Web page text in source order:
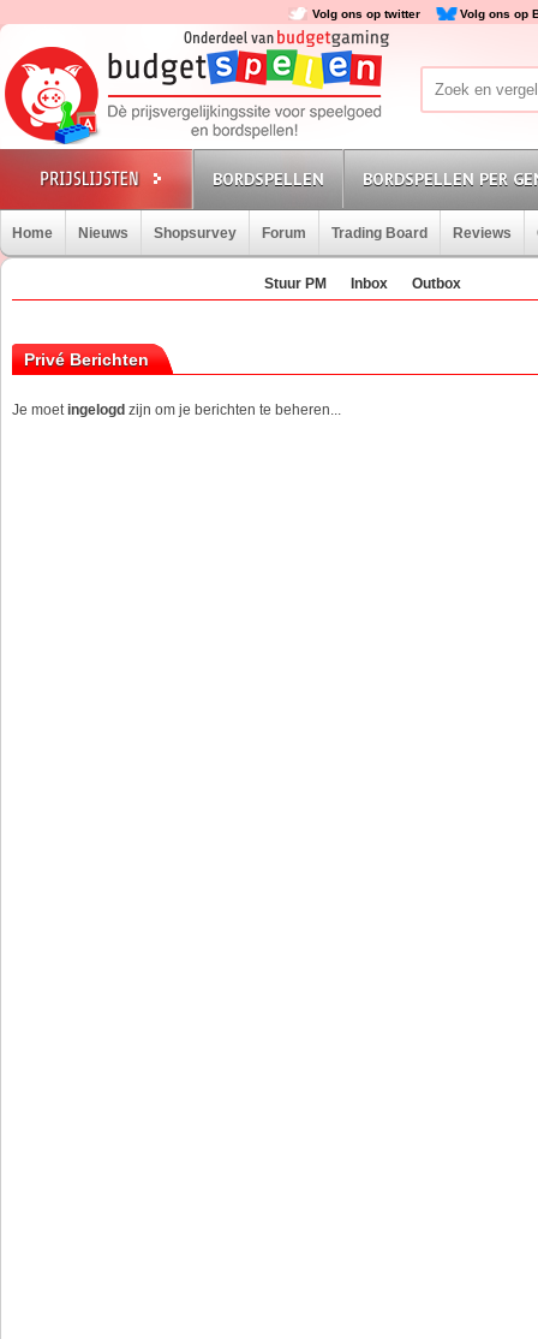
Volg ons op twitter Volg ons op
BORDSPELLEN BORDSPELLEN PER
Home Nieuws Shopsurvey Forum Trading Board Reviews
Stuur PM Inbox Outbox
Privé Berichten
Je moetingelogd zijn om je berichten te beheren...